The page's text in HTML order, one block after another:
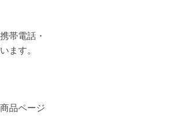
帯電話・
ます。
品ページ